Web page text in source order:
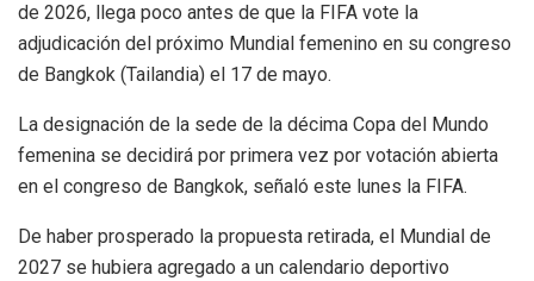
de 2026, llega poco antes de que la FIFA vote la
adjudicación del próximo Mundial femenino en su congreso
de Bangkok (Tailandia) el 17 de mayo.
La designación de la sede de la décima Copa del Mundo
femenina se decidirá por primera vez por votación abierta
en el congreso de Bangkok, señaló este lunes la FIFA.
De haber prosperado la propuesta retirada, el Mundial de
2027 se hubiera agregado a un calendario deportivo